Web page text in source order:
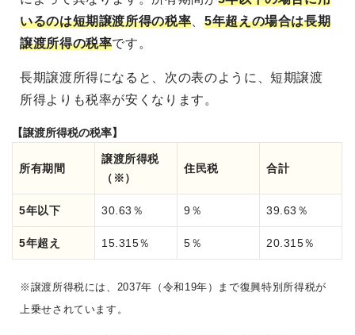
いるのは短期譲渡所得の税率
5年超えの場合は長期
譲渡所得の税率です。
長期譲渡所得になると、次の表のように、短期譲渡
所得よりも税率が安くなります。
【譲渡所得税の税率】
所有期間
譲渡所得税
（※）
住民税 合計
5年以下 30.63％ 9％ 39.63％
5年超え 15.315％ 5％ 20.315％
※譲渡所得税には、2037年（令和19年）まで復興特別所得税が
上乗せされています。